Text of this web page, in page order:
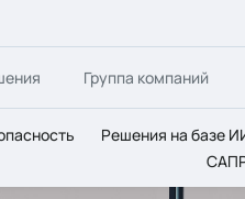
Группа компаний
Решения на базе